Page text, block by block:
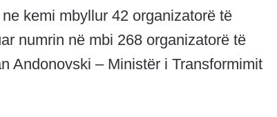
kemi mbyllur 42 organizatorë të
numrin në mbi 268 organizatorë të
Andonovski – Ministër i Transformimit